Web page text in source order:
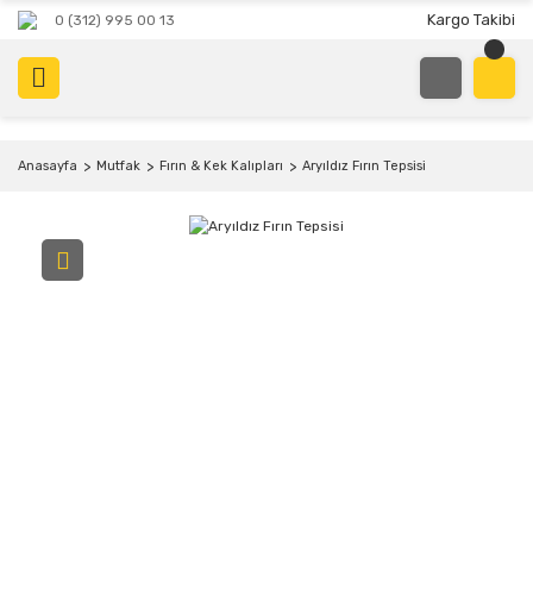
0 (312) 995 00 13 Kargo Takibi
Anasayfa Mutfak Fırın & Kek Kalıpları Aryıldız Fırın Tepsisi